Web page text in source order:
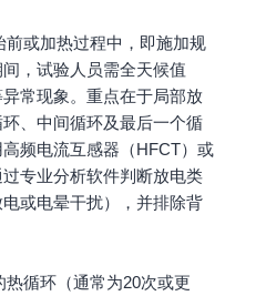
或加热过程中，即施加规
，试验人员需全天候值
常现象。重点在于局部放
、中间循环及最后一个循
频电流互感器（HFCT）或
专业分析软件判断放电类
或电晕干扰），并排除背
循环（通常为20次或更